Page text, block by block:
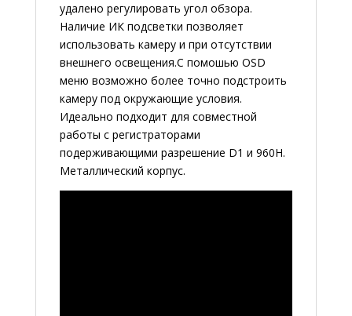
удалено регулировать угол обзора.
Наличие ИК подсветки позволяет
использовать камеру и при отсутствии
внешнего освещения.С помошью OSD
меню возможно более точно подстроить
камеру под окружающие условия.
Идеально подходит для совместной
работы с регистраторами
подерживающими разрешение D1 и 960H.
Металлический корпус.